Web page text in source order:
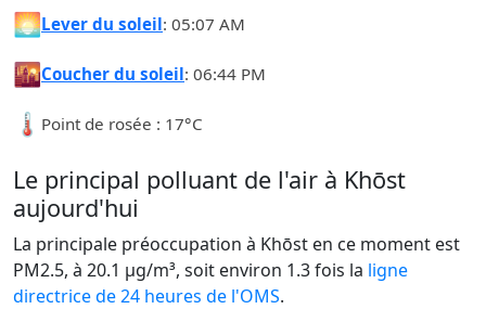
🌅Lever du soleil: 05:07 AM
🌇Coucher du soleil: 06:44 PM
🌡️ Point de rosée : 17°C
Le principal polluant de l'air à Khōst
aujourd'hui
La principale préoccupation à Khōst en ce moment est
PM2.5, à 20.1 µg/m³, soit environ 1.3 fois la ligne
directrice de 24 heures de l'OMS.